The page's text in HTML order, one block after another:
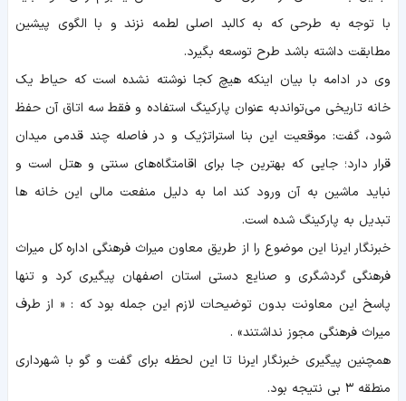
با توجه به طرحی که به کالبد اصلی لطمه نزند و با الگوی پیشین
مطابقت داشته باشد طرح توسعه بگیرد.
وی در ادامه با بیان اینکه هیچ کجا نوشته نشده است که حیاط یک
خانه تاریخی می‌تواندبه عنوان پارکینگ استفاده و فقط سه اتاق آن حفظ
شود، گفت: موقعیت این بنا استراتژیک و در فاصله چند قدمی میدان
قرار دارد؛ جایی که بهترین جا برای اقامتگاه‌های سنتی و هتل است و
نباید ماشین به آن ورود کند اما به دلیل منفعت مالی این خانه ها
تبدیل به پارکینگ شده است.
خبرنگار ایرنا این موضوع را از طریق معاون میراث فرهنگی اداره کل میراث
فرهنگی گردشگری و صنایع دستی استان اصفهان پیگیری کرد و تنها
پاسخ این معاونت بدون توضیحات لازم این جمله بود که : « از طرف
میراث فرهنگی مجوز نداشتند» .
همچنین پیگیری خبرنگار ایرنا تا این لحظه برای گفت و گو با شهرداری
منطقه ۳ بی نتیجه بود.